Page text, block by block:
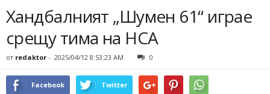
Хандбалният „Шумен 61“ играе
срещу тима на НСА
от redaktor - 2025/04/12 8:53:23 AM 0
Facebook Twitter